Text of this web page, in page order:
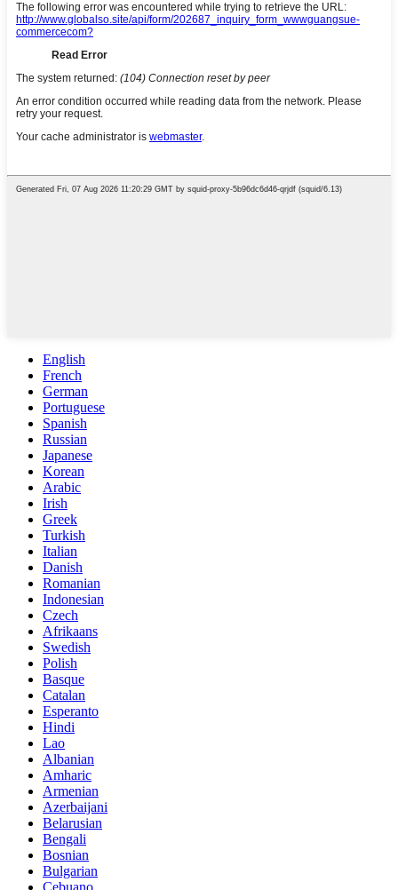
English
French
German
Portuguese
Spanish
Russian
Japanese
Korean
Arabic
Irish
Greek
Turkish
Italian
Danish
Romanian
Indonesian
Czech
Afrikaans
Swedish
Polish
Basque
Catalan
Esperanto
Hindi
Lao
Albanian
Amharic
Armenian
Azerbaijani
Belarusian
Bengali
Bosnian
Bulgarian